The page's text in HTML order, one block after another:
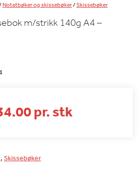
Notatbøker og skissebøker/Skissebøker
m/strikk 140g A4 –
pr. stk
, Skissebøker